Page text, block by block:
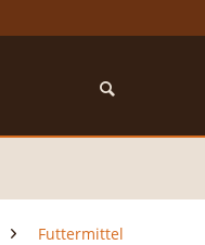
Futtermittel